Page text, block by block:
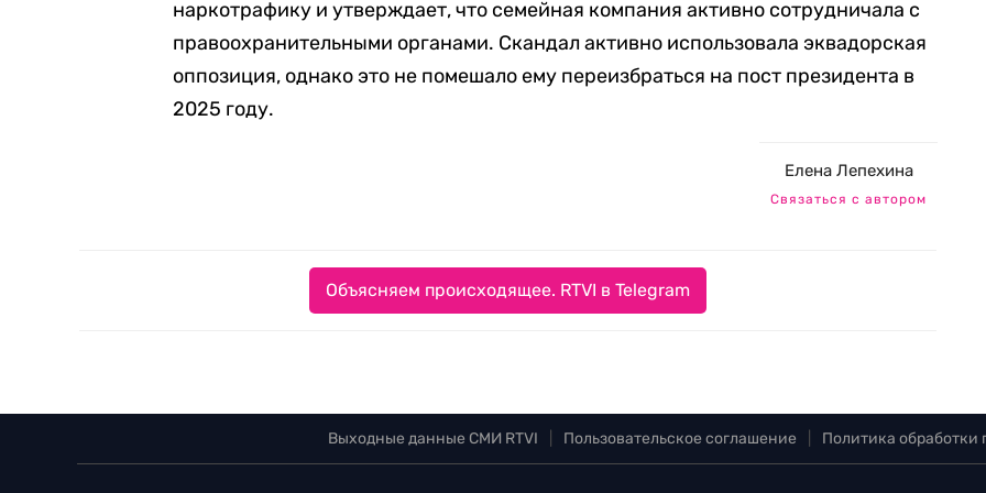
наркотрафику и утверждает, что семейная компания активно сотрудничала с
правоохранительными органами. Скандал активно использовала эквадорская
оппозиция, однако это не помешало ему переизбраться на пост президента в
2025 году.
Елена Лепехина
Связаться с автором
Объясняем происходящее. RTVI в Telegram
Выходные данные СМИ RTVI Пользовательское соглашение Политика